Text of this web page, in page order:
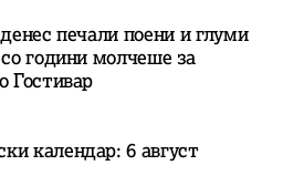
печали поени и глуми
години молчеше за
Гостивар
календар: 6 август